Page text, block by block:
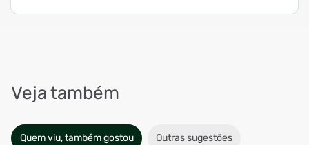
Veja também
Quem viu, também gostou Outras sugestões